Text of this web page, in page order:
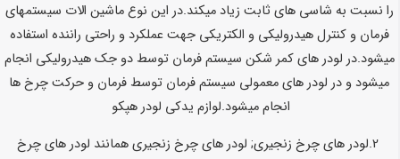
را نسبت به شاسی های ثابت زیاد میکند.در این نوع ماشین الات سیستمهای
فرمان و کنترل هیدرولیکی و الکتریکی جهت عملکرد و راحتی راننده استفاده
میشود.در لودر های کمر شکن سیستم فرمان توسط دو جک هیدرولیکی انجام
میشود و در لودر های معمولی سیستم فرمان توسط فرمان و حرکت چرخ ها
انجام میشود.لوازم یدکی لودر هپکو
2.لودر های چرخ زنجیری; لودر های چرخ زنجیری همانند لودر های چرخ